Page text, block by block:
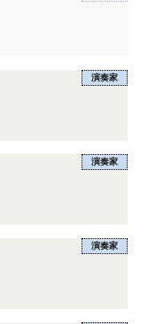
演奏家
演奏家
演奏家